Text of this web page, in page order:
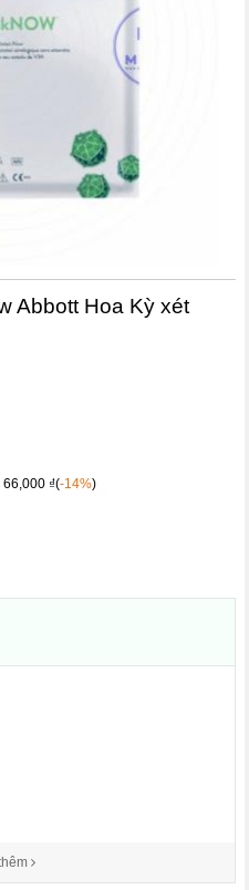
Abbott Hoa Kỳ xét
₫(-14%)